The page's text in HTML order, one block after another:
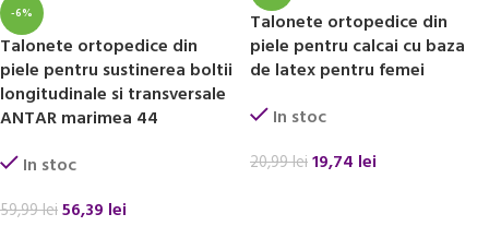
-6%
Talonete ortopedice din
piele pentru sustinerea boltii
longitudinale si transversale
ANTAR marimea 44
In stoc
59,99lei56,39 lei
Talonete ortopedice din
piele pentru calcai cu baza
de latex pentru femei
In stoc
20,99lei19,74 lei